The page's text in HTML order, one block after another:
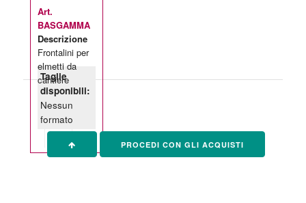
Art.
BASGAMMA
Descrizione
Frontalini per
elmetti da
cantiere
Taglie
disponibili:
Nessun
formato
PROCEDI CON GLI ACQUISTI